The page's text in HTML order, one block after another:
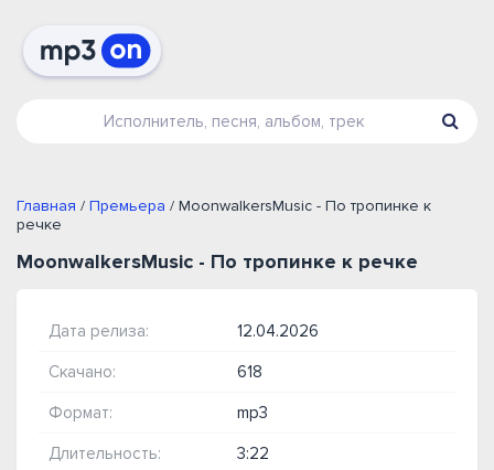
Главная / Премьера / MoonwalkersMusic - По тропинке к
речке
MoonwalkersMusic - По тропинке к речке
Дата релиза: 12.04.2026
Скачано: 618
Формат: mp3
Длительность: 3:22